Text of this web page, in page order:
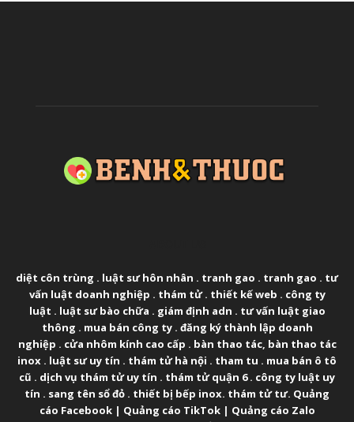
diệt côn trùng . luật sư hôn nhân . tranh gao . tranh gao . tư
vấn luật doanh nghiệp . thám tử. thiết kế web . công ty
luật . luật sư bào chữa . giám định adn . tư vấn luật giao
thông . mua bán công ty. đăng ký thành lập doanh
nghiệp . cửa nhôm kính cao cấp . bàn thao tác, bàn thao tác
inox . luật sư uy tín . thám tử hà nội . tham tu . mua bán ô tô
cũ . dịch vụ thám tử uy tín . thám tử quận 6. công ty luật uy
tín . sang tên sổ đỏ . thiết bị bếp inox. thám tử tư. Quảng
cáo Facebook| Quảng cáo TikTok| Quảng cáo Zalo